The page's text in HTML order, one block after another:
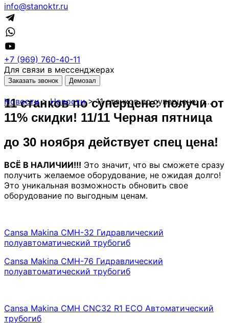
info@stanoktr.ru
+7 (969) 760-40-11
Для связи в мессенджерах
Заказать звонок Демозал
Новости>Новости>11 станков по суперцене: получи от 11% скидки! 11/11 Черная пятница
11 станков по суперцене: получи от
11% скидки! 11/11 Черная пятница
до 30 ноября действует спец цена!
ВСЁ В НАЛИЧИИ!!! Это значит, что вы сможете сразу
получить желаемое оборудование, не ожидая долго!
Это уникальная возможность обновить свое
оборудование по выгодным ценам.
Cansa Makina CMH-32 Гидравлический
полуавтоматический трубогиб
Cansa Makina CMH-76 Гидравлический
полуавтоматический трубогиб
Cansa Makina CMH СNC32 R1 ECO Автоматический
трубогиб